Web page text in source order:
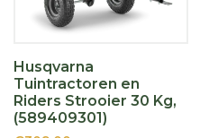
Husqvarna
Tuintractoren en
Riders Strooier 30 Kg,
(589409301)